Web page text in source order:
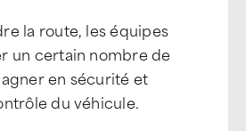
la route, les équipes
un certain nombre de
en sécurité et
du véhicule.